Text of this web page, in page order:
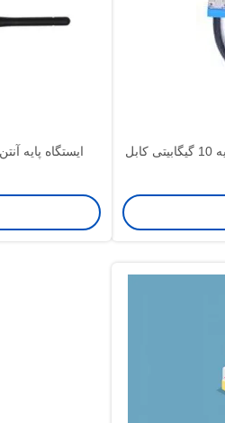
اتصال SMA 0.2 متری 4G LTE قطعات ایستگاه پایه 10 گیگابیتی کابل